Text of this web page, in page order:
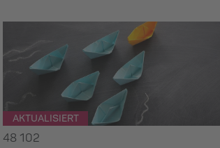
AKTUALISIERT
48 102